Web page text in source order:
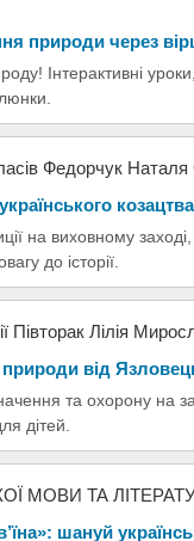
природи через
Інтерактивні
Федорчук Наталя
козацтва
на виховному
до історії.
Півторак Лілія
природи від
та охорону на
дітей.
МОВИ ТА
шануй